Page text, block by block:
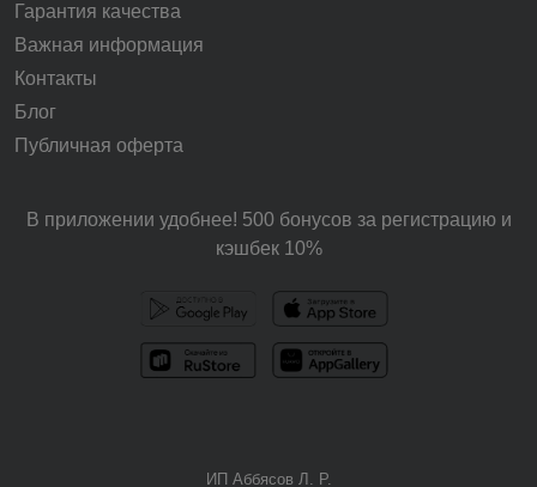
Гарантия качества
Важная информация
Контакты
Блог
Публичная оферта
В приложении удобнее! 500 бонусов за регистрацию и
кэшбек 10%
ИП Аббясов Л. Р.